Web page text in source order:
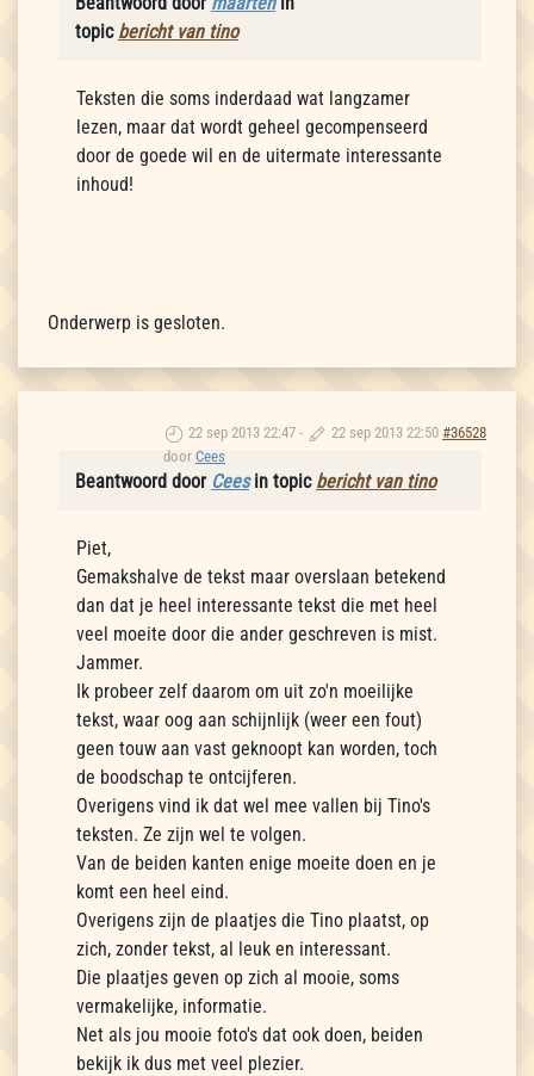
topic bericht van tino
Teksten die soms inderdaad wat langzamer
lezen, maar dat wordt geheel gecompenseerd
door de goede wil en de uitermate interessante
inhoud!
Onderwerp is gesloten.
22 sep 2013 22:47 - 22 sep 2013 22:50 #36528
door Cees
Beantwoord door Ceesin topic bericht van tino
Piet,
Gemakshalve de tekst maar overslaan betekend
dan dat je heel interessante tekst die met heel
veel moeite door die ander geschreven is mist.
Jammer.
Ik probeer zelf daarom om uit zo'n moeilijke
tekst, waar oog aan schijnlijk (weer een fout)
geen touw aan vast geknoopt kan worden, toch
de boodschap te ontcijferen.
Overigens vind ik dat wel mee vallen bij Tino's
teksten. Ze zijn wel te volgen.
Van de beiden kanten enige moeite doen en je
komt een heel eind.
Overigens zijn de plaatjes die Tino plaatst, op
zich, zonder tekst, al leuk en interessant.
Die plaatjes geven op zich al mooie, soms
vermakelijke, informatie.
Net als jou mooie foto's dat ook doen, beiden
bekijk ik dus met veel plezier.